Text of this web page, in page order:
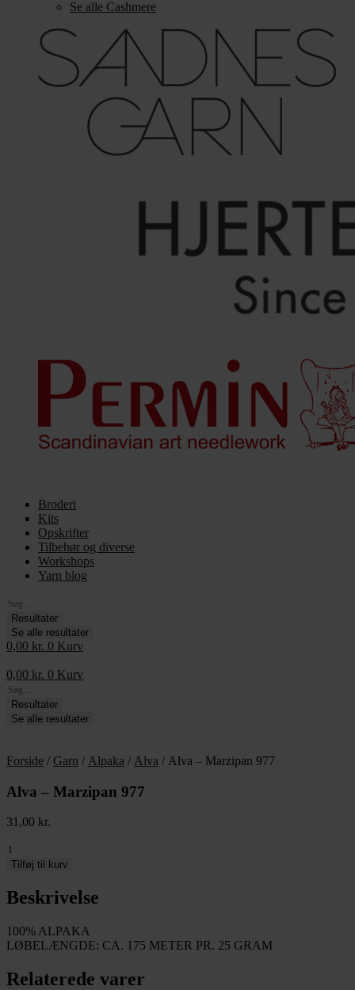
Se alle Cashmere
Broderi
Kits
Opskrifter
Tilbehør og diverse
Workshops
Yarn blog
Search
...Resultater
Se alle resultater
0,00 kr. 0 Kurv
0,00 kr. 0 Kurv
Search
...Resultater
Se alle resultater
Forside / Garn / Alpaka / Alva / Alva – Marzipan 977
Alva – Marzipan 977
31,00 kr.
Alva
977
antal
Tilføj til kurv
Beskrivelse
100% ALPAKA
LØBELÆNGDE: CA. 175 METER PR. 25 GRAM
Relaterede varer